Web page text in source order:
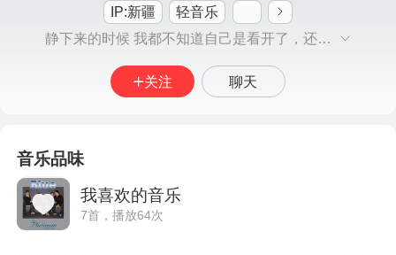
IP:新疆
轻音乐
静下来的时候 我都不知道自己是看开了，还是对什么都失去了兴趣
关注 聊天
音乐品味
我喜欢的音乐
7首，播放64次